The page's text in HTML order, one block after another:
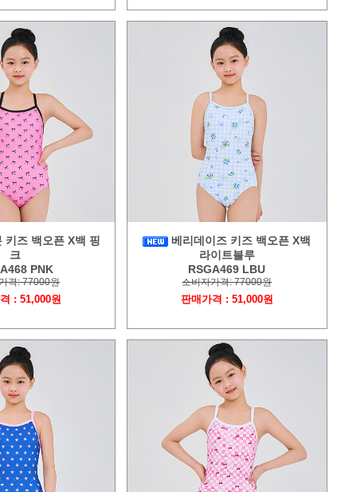
키즈 백오픈 X백 핑
크
PNK
격: 77000원
: 51,000원
베리데이즈 키즈 백오픈 X백
라이트블루
RSGA469 LBU
소비자가격: 77000원
판매가격 : 51,000원